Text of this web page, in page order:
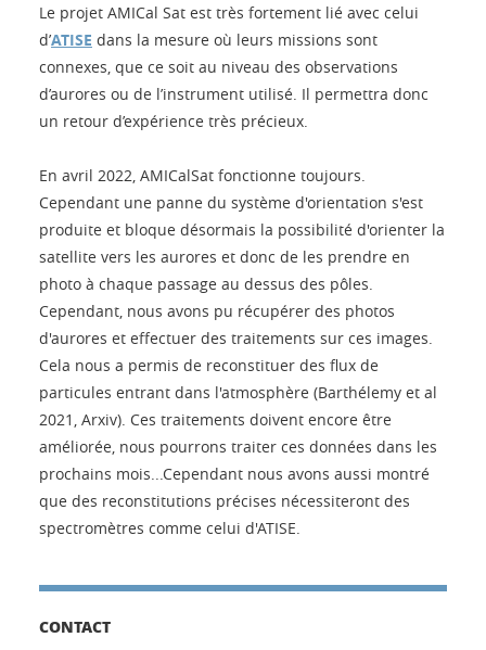
Le projet AMICal Sat est très fortement lié avec celui
d’ATISE dans la mesure où leurs missions sont
connexes, que ce soit au niveau des observations
d’aurores ou de l’instrument utilisé. Il permettra donc
un retour d’expérience très précieux.
En avril 2022, AMICalSat fonctionne toujours.
Cependant une panne du système d'orientation s'est
produite et bloque désormais la possibilité d'orienter la
satellite vers les aurores et donc de les prendre en
photo à chaque passage au dessus des pôles.
Cependant, nous avons pu récupérer des photos
d'aurores et effectuer des traitements sur ces images.
Cela nous a permis de reconstituer des flux de
particules entrant dans l'atmosphère (Barthélemy et al
2021, Arxiv). Ces traitements doivent encore être
améliorée, nous pourrons traiter ces données dans les
prochains mois...Cependant nous avons aussi montré
que des reconstitutions précises nécessiteront des
spectromètres comme celui d'ATISE.
CONTACT